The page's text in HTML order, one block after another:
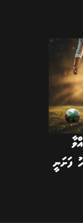
ފަށަނީ